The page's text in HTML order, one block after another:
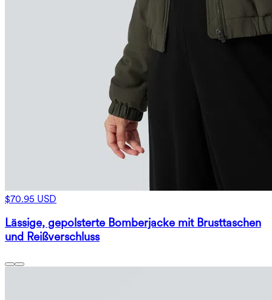
$70.95 USD
Lässige, gepolsterte Bomberjacke mit Brusttaschen
und Reißverschluss